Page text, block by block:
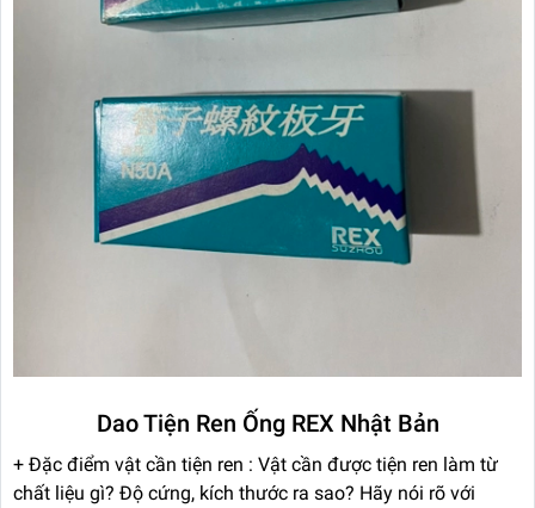
Dao Tiện Ren Ống REX Nhật Bản
+ Đặc điểm vật cần tiện ren : Vật cần được tiện ren làm từ
chất liệu gì? Độ cứng, kích thước ra sao? Hãy nói rõ với